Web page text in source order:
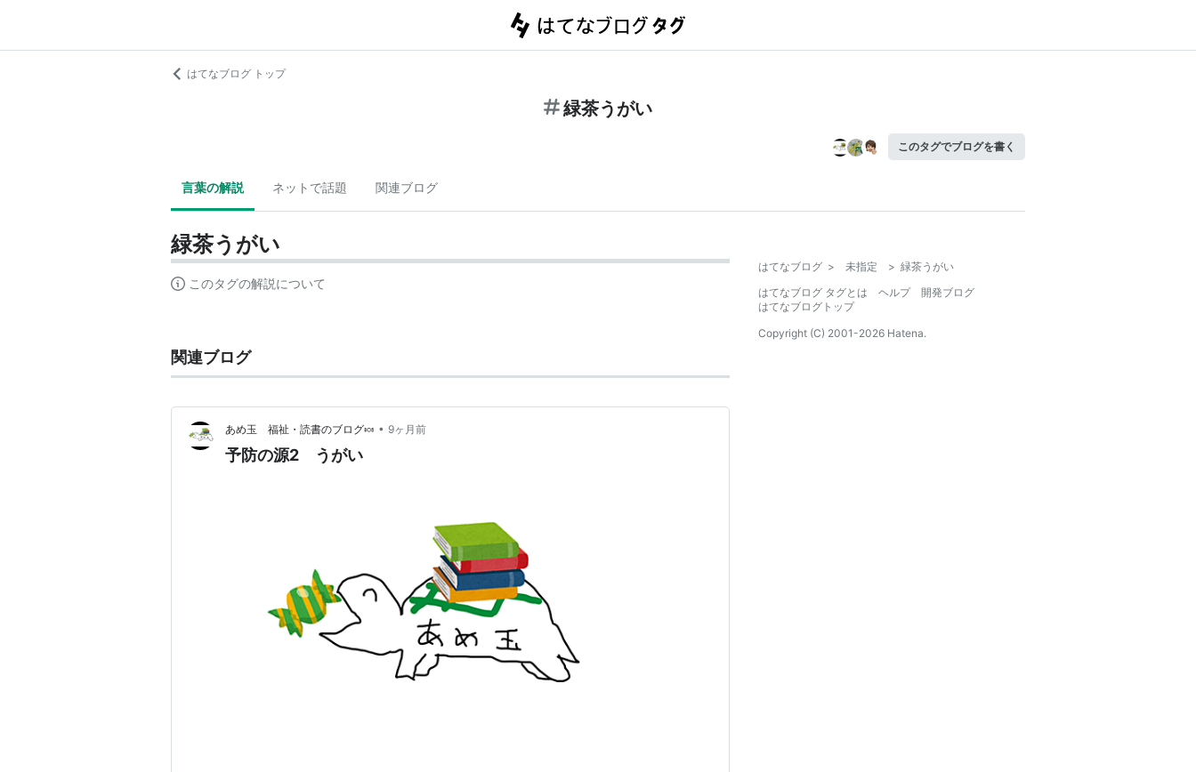
はてなブログ トップ
緑茶うがい
このタグでブログを書く
言葉の解説 ネットで話題 関連ブログ
緑茶うがい
このタグの解説について
関連ブログ
あめ玉 福祉・読書のブログ🍬 • 9ヶ月前
予防の源2 うがい
はてなブログ > 未指定 > 緑茶うがい
はてなブログ タグとは
ヘルプ
開発ブログ
はてなブログトップ
Copyright (C) 2001-2026 Hatena.